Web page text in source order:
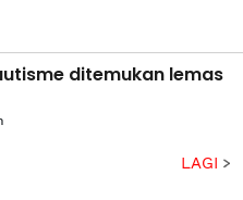
ditemukan lemas
LAGI